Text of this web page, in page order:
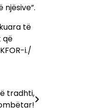
të
që
i./
tradhti,